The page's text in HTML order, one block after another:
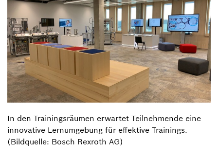
In den Trainingsräumen erwartet Teilnehmende eine
innovative Lernumgebung für effektive Trainings.
(Bildquelle: Bosch Rexroth AG)